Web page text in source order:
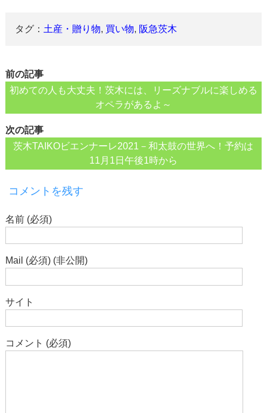
タグ： 土産・贈り物, 買い物, 阪急茨木
前の記事
初めての人も大丈夫！茨木には、リーズナブルに楽しめる
オペラがあるよ～
次の記事
茨木TAIKOビエンナーレ2021－和太鼓の世界へ！予約は
11月1日午後1時から
コメントを残す
名前 (必須)
Mail (必須) (非公開)
サイト
コメント (必須)